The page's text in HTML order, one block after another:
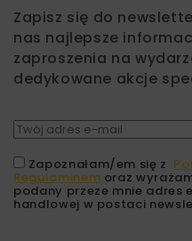
Zapisz się do
nas najlepsze
zaproszenia na
dedykowane akcje
Zapoznałam/em się z
Regulaminem oraz
podany przeze mnie adres
handlowej w postaci